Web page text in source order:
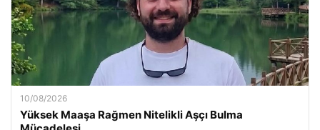
10/08/2026
Yüksek Maaşa Rağmen Nitelikli Aşçı Bulma